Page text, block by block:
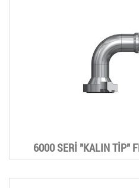
6000 SERİ "KALIN TİP"